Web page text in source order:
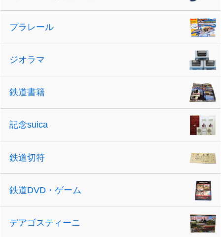
プラレール
ジオラマ
鉄道書籍
記念suica
鉄道切符
鉄道DVD・ゲーム
デアゴスティーニ